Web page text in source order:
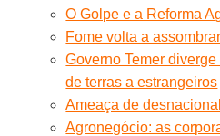
O Golpe e a Reforma
Fome volta a
Governo Temer
de terras a estrangeiros
Ameaça de
Agronegócio: as